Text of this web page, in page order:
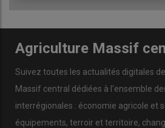
Agriculture Massif
Suivez toutes les actualités digitales
Massif central dédiées à l'ensemble
interrégionales : économie agricole et
équipements, terroir et territoire,